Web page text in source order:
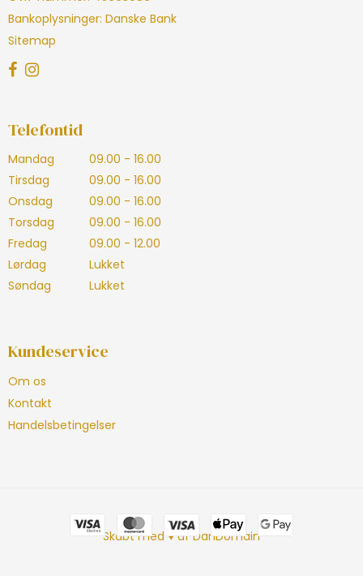
Bankoplysninger: Danske Bank
Sitemap
Telefontid
Mandag
09.00 - 16.00
Tirsdag
09.00 - 16.00
Onsdag
09.00 - 16.00
Torsdag
09.00 - 16.00
Fredag
09.00 - 12.00
Lørdag
Lukket
Søndag
Lukket
Kundeservice
Om os
Kontakt
Handelsbetingelser
Skabt med ♥ af DanDomain